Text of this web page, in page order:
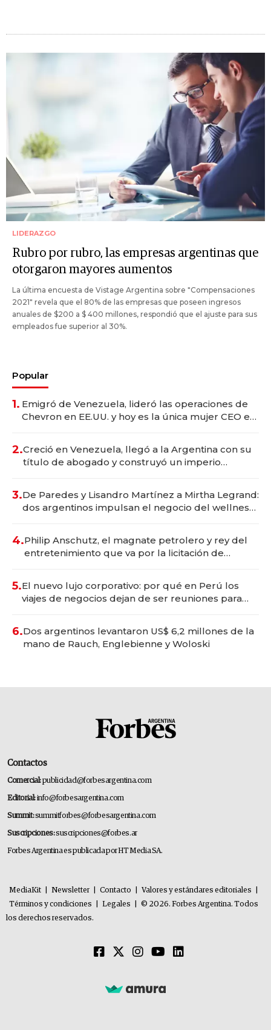
LIDERAZGO
Rubro por rubro, las empresas argentinas que
otorgaron mayores aumentos
La última encuesta de Vistage Argentina sobre "Compensaciones
2021" revela que el 80% de las empresas que poseen ingresos
anuales de $200 a $ 400 millones, respondió que el ajuste para sus
empleados fue superior al 30%.
Popular
1. Emigró de Venezuela, lideró las operaciones de
Chevron en EE.UU. y hoy es la única mujer CEO en
2.Creció en Venezuela, llegó a la Argentina con su
título de abogado y construyó un imperio
3.De Paredes y Lisandro Martínez a Mirtha Legrand:
dos argentinos impulsan el negocio del wellness
4.Philip Anschutz, el magnate petrolero y rey del
entretenimiento que va por la licitación de
5.El nuevo lujo corporativo: por qué en Perú los
viajes de negocios dejan de ser reuniones para
6.Dos argentinos levantaron US$ 6,2 millones de la
mano de Rauch, Englebienne y Woloski
Contactos
Comercial:publicidad@forbesargentina.com
Editorial:info@forbesargentina.com
Summit:summitforbes@forbesargentina.com
Suscripciones:suscripciones@forbes.ar
Forbes Argentina es publicada por HT Media SA.
MediaKit Newsletter Contacto Valores y estándares editoriales
Términos y condiciones
Legales
© 2026. Forbes Argentina. Todos
los derechos reservados.